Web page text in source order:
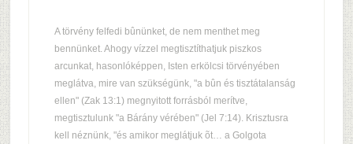
A törvény felfedi bûnünket, de nem menthet meg
bennünket. Ahogy vízzel megtisztíthatjuk piszkos
arcunkat, hasonlóképpen, Isten erkölcsi törvényében
meglátva, mire van szükségünk, "a bûn és tisztátalanság
ellen" (Zak 13:1) megnyitott forrásból merítve,
megtisztulunk "a Bárány vérében" (Jel 7:14). Krisztusra
kell néznünk, "és amikor meglátjuk õt… a Golgota